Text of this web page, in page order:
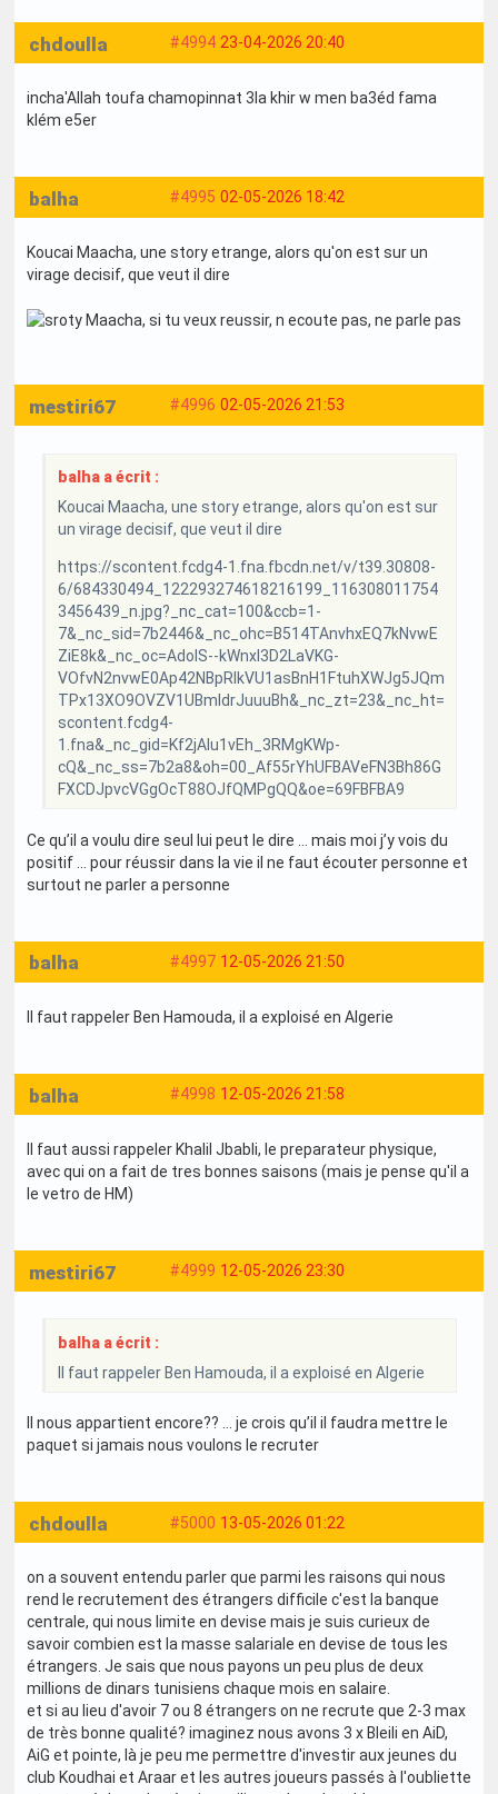
#4994 23-04-2026 20:40
chdoulla
incha'Allah toufa chamopinnat 3la khir w men ba3éd fama
klém e5er
#4995 02-05-2026 18:42
balha
Koucai Maacha, une story etrange, alors qu'on est sur un
virage decisif, que veut il dire
#4996 02-05-2026 21:53
mestiri67
balha a écrit :
Koucai Maacha, une story etrange, alors qu'on est sur
un virage decisif, que veut il dire
https://scontent.fcdg4-1.fna.fbcdn.net/v/t39.30808-
6/684330494_122293274618216199_116308011754
3456439_n.jpg?_nc_cat=100&ccb=1-
7&_nc_sid=7b2446&_nc_ohc=B514TAnvhxEQ7kNvwE
ZiE8k&_nc_oc=AdoIS--kWnxI3D2LaVKG-
VOfvN2nvwE0Ap42NBpRlkVU1asBnH1FtuhXWJg5JQm
TPx13XO9OVZV1UBmIdrJuuuBh&_nc_zt=23&_nc_ht=
scontent.fcdg4-
1.fna&_nc_gid=Kf2jAlu1vEh_3RMgKWp-
cQ&_nc_ss=7b2a8&oh=00_Af55rYhUFBAVeFN3Bh86G
FXCDJpvcVGgOcT88OJfQMPgQQ&oe=69FBFBA9
Ce qu’il a voulu dire seul lui peut le dire … mais moi j’y vois du
positif … pour réussir dans la vie il ne faut écouter personne et
surtout ne parler a personne
#4997 12-05-2026 21:50
balha
Il faut rappeler Ben Hamouda, il a exploisé en Algerie
#4998 12-05-2026 21:58
balha
Il faut aussi rappeler Khalil Jbabli, le preparateur physique,
avec qui on a fait de tres bonnes saisons (mais je pense qu'il a
le vetro de HM)
#4999 12-05-2026 23:30
mestiri67
balha a écrit :
Il faut rappeler Ben Hamouda, il a exploisé en Algerie
Il nous appartient encore?? … je crois qu’il il faudra mettre le
paquet si jamais nous voulons le recruter
#5000 13-05-2026 01:22
chdoulla
on a souvent entendu parler que parmi les raisons qui nous
rend le recrutement des étrangers difficile c'est la banque
centrale, qui nous limite en devise mais je suis curieux de
savoir combien est la masse salariale en devise de tous les
étrangers. Je sais que nous payons un peu plus de deux
millions de dinars tunisiens chaque mois en salaire.
et si au lieu d'avoir 7 ou 8 étrangers on ne recrute que 2-3 max
de très bonne qualité? imaginez nous avons 3 x Bleili en AiD,
AiG et pointe, là je peu me permettre d'investir aux jeunes du
club Koudhai et Araar et les autres joueurs passés à l'oubliette